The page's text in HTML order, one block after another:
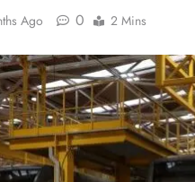
Ago 0 2 Mins